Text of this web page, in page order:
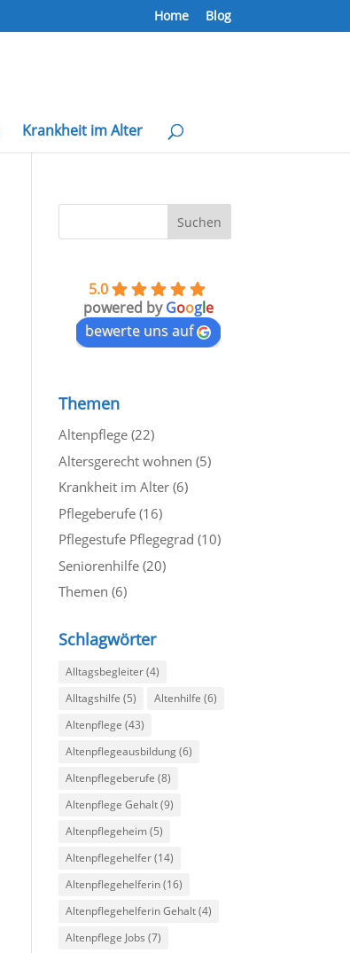
Home Blog
Krankheit im Alter
5.0
powered byGoogle
bewerte uns auf
Themen
Altenpflege (22)
Altersgerecht wohnen (5)
Krankheit im Alter (6)
Pflegeberufe (16)
Pflegestufe Pflegegrad (10)
Seniorenhilfe (20)
Themen (6)
Schlagwörter
Alltagsbegleiter(4)
Alltagshilfe (5) Altenhilfe (6)
Altenpflege (43)
Altenpflegeausbildung(6)
Altenpflegeberufe (8)
Altenpflege Gehalt(9)
Altenpflegeheim(5)
Altenpflegehelfer(14)
Altenpflegehelferin(16)
Altenpflegehelferin Gehalt(4)
Altenpflege Jobs (7)